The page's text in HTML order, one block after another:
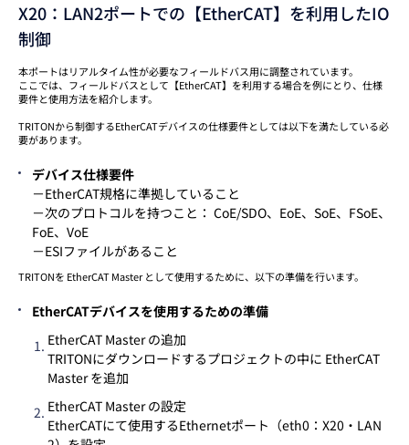
X20：LAN2ポートでの【EtherCAT】を利用したIO
制御
本ポートはリアルタイム性が必要なフィールドバス用に調整されています。
ここでは、フィールドバスとして【EtherCAT】を利用する場合を例にとり、仕様
要件と使用方法を紹介します。
TRITONから制御するEtherCATデバイスの仕様要件としては以下を満たしている必
要があります。
デバイス仕様要件
－EtherCAT規格に準拠していること
－次のプロトコルを持つこと： CoE/SDO、EoE、SoE、FSoE、
FoE、VoE
－ESIファイルがあること
TRITONを EtherCAT Master として使用するために、以下の準備を行います。
EtherCATデバイスを使用するための準備
EtherCAT Master の追加
TRITONにダウンロードするプロジェクトの中に EtherCAT
Master を追加
EtherCAT Master の設定
EtherCATにて使用するEthernetポート（eth0：X20・LAN